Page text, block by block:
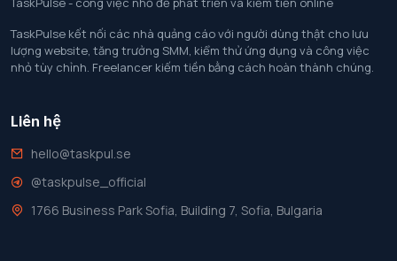
TaskPulse kết nối các nhà quảng cáo với người dùng thật cho lưu
lượng website, tăng trưởng SMM, kiểm thử ứng dụng và công việc
nhỏ tùy chỉnh. Freelancer kiếm tiền bằng cách hoàn thành chúng.
Liên hệ
hello@taskpul.se
@taskpulse_official
1766 Business Park Sofia, Building 7, Sofia, Bulgaria